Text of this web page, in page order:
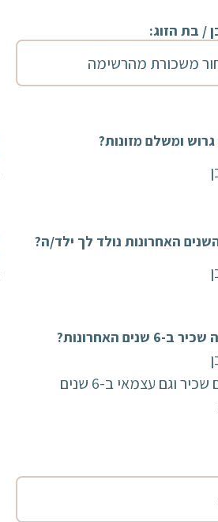
/ בת הזוג:
ומשלם מזונות?
שנים האחרונות?
הייתי גם שכיר וגם עצמאי ב-6 שנים